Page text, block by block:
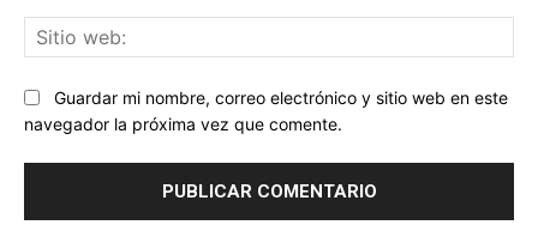
Guardar mi nombre, correo electrónico y sitio web en este
navegador la próxima vez que comente.